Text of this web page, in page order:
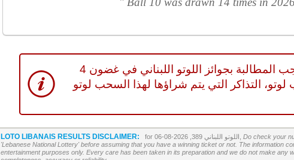
- يجب المطالبة بجوائز اللوتو اللبناني في غضون 4
التذاكر التي يتم شراؤها لهذا السحب لوتو
LOTO LIBANAIS RESULTS DISCLAIMER: Do check your
'Lebanese National Lottery' before assuming that you have a winning ticket or not. The information
entertainment purposes only. Every care has been taken in its preparation and we do not make any